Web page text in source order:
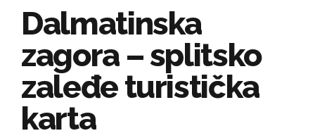
Dalmatinska
zagora – splitsko
zaleđe turistička
karta